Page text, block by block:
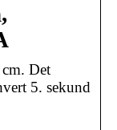
Det
5. sekund